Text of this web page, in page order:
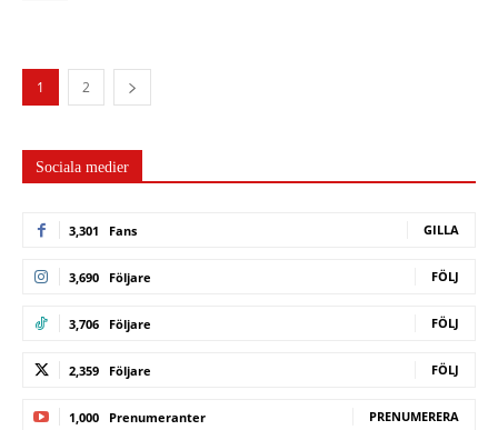
1 2
Sociala medier
3,301 Fans GILLA
3,690 Följare FÖLJ
3,706 Följare FÖLJ
2,359 Följare FÖLJ
1,000 Prenumeranter PRENUMERERA